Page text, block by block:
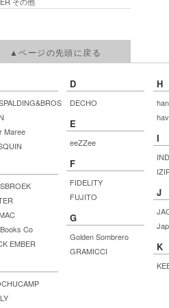
▲ページの先頭に戻る
Maree
Co
EMBER
D
DECHO
E
eeZZee
F
FIDELITY
FUJITO
G
Golden Sombrero
GRAMICCI
H
I
J
K